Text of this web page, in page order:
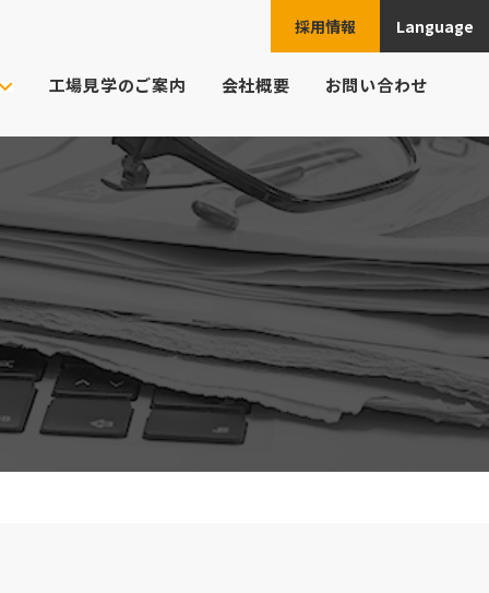
採用情報 Language
JPN
ご注文の流れ
よくあるご質問
工場見学のご案内 会社概要 お問い合わせ